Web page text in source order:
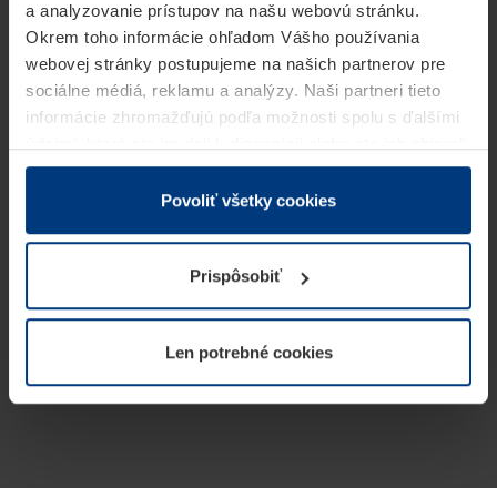
a analyzovanie prístupov na našu webovú stránku.
Okrem toho informácie ohľadom Vášho používania
webovej stránky postupujeme na našich partnerov pre
sociálne médiá, reklamu a analýzy. Naši partneri tieto
informácie zhromažďujú podľa možnosti spolu s ďalšími
v rámci Vášho využívania služieb.
Z právneho hľadiska môžeme cookies ukladať na Vašom
prevádzku tejto stránky. Pre všetky ostatné typy cookie
potrebujeme Vaše povolenie. Vaše povolenie môžete
kedykoľvek zmeniť alebo odvolať vo vysvetlení cookie
našej webovej stránky.
Povoliť všetky cookies
Prispôsobiť
Len potrebné cookies